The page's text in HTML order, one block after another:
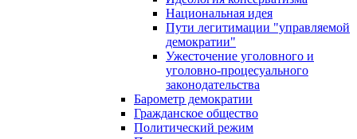
Национальная идея
Пути легитимации "управляемой
демократии"
Ужесточение уголовного и
уголовно-процесуального
законодательства
Барометр демократии
Гражданское общество
Политический режим